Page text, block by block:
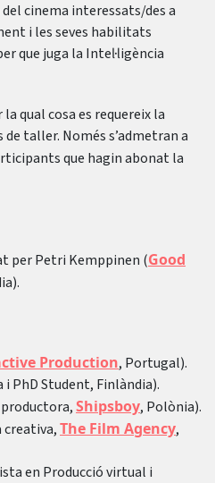
cinema interessats/des a
i les seves habilitats
que juga la Intel·ligència
qual cosa es requereix la
taller. Només s’admetran a
que hagin abonat la
per Petri Kemppinen (Good
Production, Portugal).
PhD Student, Finlàndia).
productora,Shipsboy, Polònia).
creativa,The Film Agency,
en Producció virtual i